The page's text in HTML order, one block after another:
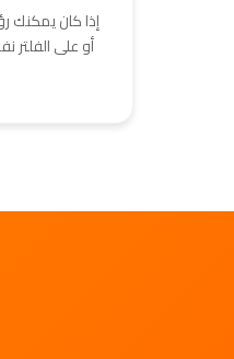
إذا كان يمكنك
أو على الفلتر